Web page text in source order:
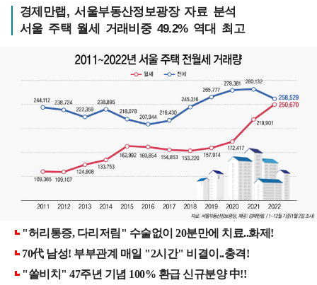
경제만랩, 서울부동산정보광장 자료 분석
서울 주택 월세 거래비중 49.2% 역대 최고